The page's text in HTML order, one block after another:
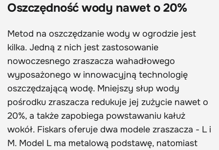
Oszczędność wody nawet o 20%
Metod na oszczędzanie wody w ogrodzie jest
kilka. Jedną z nich jest zastosowanie
nowoczesnego zraszacza wahadłowego
wyposażonego w innowacyjną technologię
oszczędzającą wodę. Mniejszy słup wody
pośrodku zraszacza redukuje jej zużycie nawet o
20%, a także zapobiega powstawaniu kałuż
wokół. Fiskars oferuje dwa modele zraszacza - L i
M. Model L ma metalową podstawę, natomiast